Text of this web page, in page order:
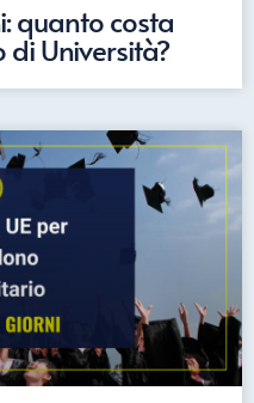
quanto costa
Università?